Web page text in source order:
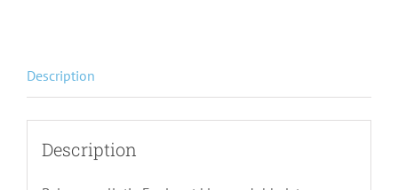
Description
Description